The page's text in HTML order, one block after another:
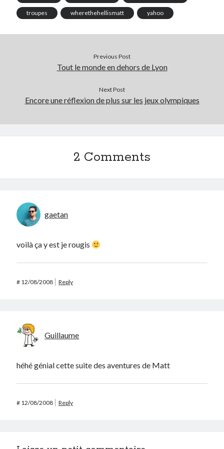
Geek
Humeur
Patchwork
Photos
Proust
Tavukoi
troupes wherethehellismatt yahoo
Previous Post
Tout le monde en dehors de Lyon
Next Post
Encore une réflexion de plus sur les jeux olympiques
2 Comments
gaetan
voilà ça y est je rougis
# 12/08/2008 Reply
Guillaume
héhé génial cette suite des aventures de Matt
# 12/08/2008 Reply